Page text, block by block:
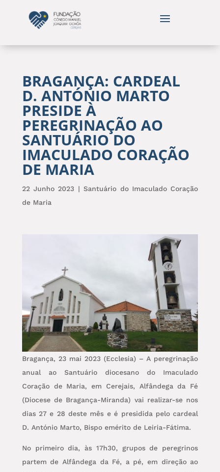
BRAGANÇA: CARDEAL
D. ANTÓNIO MARTO
PRESIDE À
PEREGRINAÇÃO AO
SANTUÁRIO DO
IMACULADO CORAÇÃO
DE MARIA
22 Junho 2023 |Santuário do Imaculado Coração
de Maria
Bragança, 23 mai 2023 (Ecclesia) – A peregrinação
anual ao Santuário diocesano do Imaculado
Coração de Maria, em Cerejais, Alfândega da Fé
(Diocese de Bragança-Miranda) vai realizar-se nos
dias 27 e 28 deste mês e é presidida pelo cardeal
D. António Marto, Bispo emérito de Leiria-Fátima.
No primeiro dia, às 17h30, grupos de peregrinos
partem de Alfândega da Fé, a pé, em direção ao